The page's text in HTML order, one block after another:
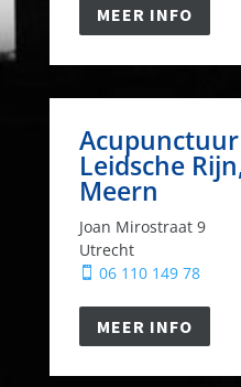
MEER INFO
Leidsche
Meern
Joan Mirostraat 9
Utrecht
 06 110 149 78
MEER INFO